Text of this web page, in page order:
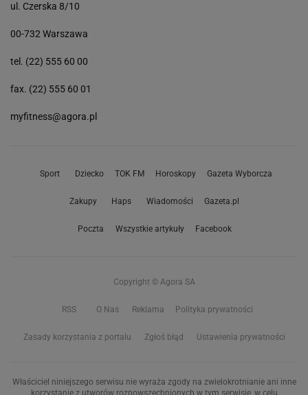
ul. Czerska 8/10
00-732 Warszawa
tel. (22) 555 60 00
fax. (22) 555 60 01
myfitness@agora.pl
Sport Dziecko TOK FM Horoskopy Gazeta Wyborcza
Zakupy Haps Wiadomości Gazeta.pl
Poczta Wszystkie artykuły Facebook
Copyright © Agora SA
RSS O Nas Reklama Polityka prywatności
Zasady korzystania z portalu Zgłoś błąd Ustawienia prywatności
Właściciel niniejszego serwisu nie wyraża zgody na zwielokrotnianie ani inne
korzystanie z utworów rozpowszechnionych w tym serwisie, w celu